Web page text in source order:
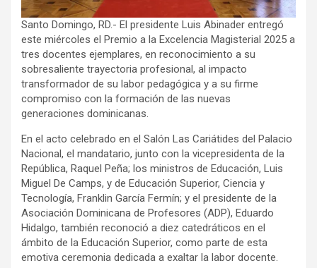
Santo Domingo, RD.- El presidente Luis Abinader entregó
este miércoles el Premio a la Excelencia Magisterial 2025 a
tres docentes ejemplares, en reconocimiento a su
sobresaliente trayectoria profesional, al impacto
transformador de su labor pedagógica y a su firme
compromiso con la formación de las nuevas
generaciones dominicanas.
En el acto celebrado en el Salón Las Cariátides del Palacio
Nacional, el mandatario, junto con la vicepresidenta de la
República, Raquel Peña; los ministros de Educación, Luis
Miguel De Camps, y de Educación Superior, Ciencia y
Tecnología, Franklin García Fermín; y el presidente de la
Asociación Dominicana de Profesores (ADP), Eduardo
Hidalgo, también reconoció a diez catedráticos en el
ámbito de la Educación Superior, como parte de esta
emotiva ceremonia dedicada a exaltar la labor docente.